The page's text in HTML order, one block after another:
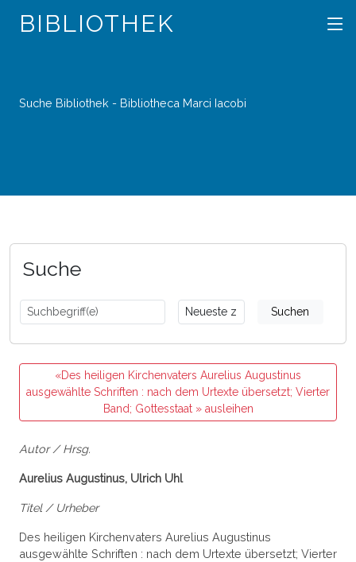
BIBLIOTHEK
Suche Bibliothek - Bibliotheca Marci Iacobi
Suche
Suchen
«Des heiligen Kirchenvaters Aurelius Augustinus
ausgewählte Schriften : nach dem Urtexte übersetzt; Vierter
Band; Gottesstaat » ausleihen
Autor / Hrsg.
Aurelius Augustinus, Ulrich Uhl
Titel / Urheber
Des heiligen Kirchenvaters Aurelius Augustinus
ausgewählte Schriften : nach dem Urtexte übersetzt; Vierter